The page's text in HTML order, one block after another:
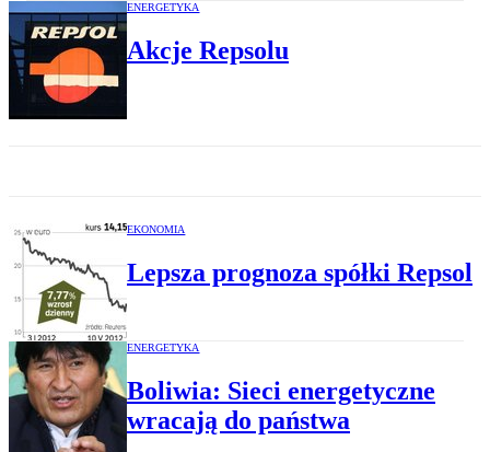
ENERGETYKA
Akcje Repsolu
EKONOMIA
Lepsza prognoza spółki Repsol
ENERGETYKA
Boliwia: Sieci energetyczne
wracają do państwa